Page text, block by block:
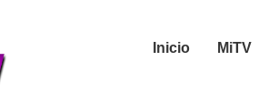
Inicio MiTV